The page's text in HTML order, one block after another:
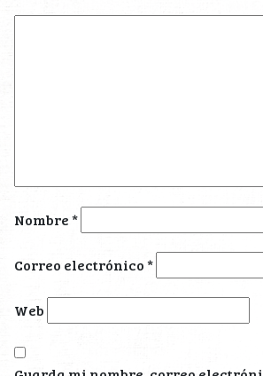
Nombre*
Correo electrónico*
Web